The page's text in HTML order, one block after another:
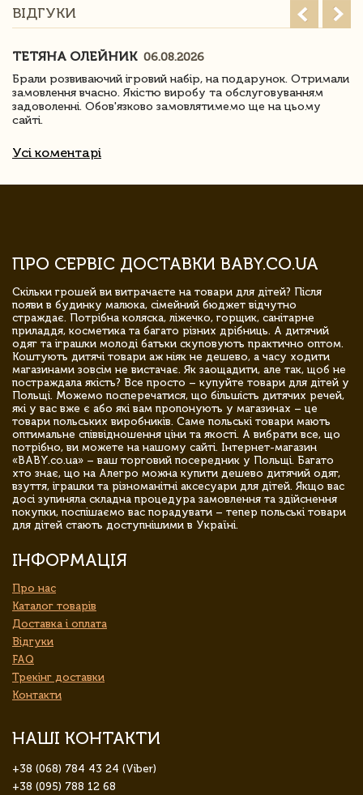
ВІДГУКИ
ТЕТЯНА ОЛЕЙНИК 06.08.2026
Брали розвиваючий ігровий набір, на подарунок. Отримали
замовлення вчасно. Якістю виробу та обслуговуванням
задоволенні. Обов'язково замовлятимемо ще на цьому
сайті.
Усі коментарі
ПРО СЕРВІС ДОСТАВКИ BABY.CO.UA
Скільки грошей ви витрачаєте на товари для дітей? Після
появи в будинку малюка, сімейний бюджет відчутно
страждає. Потрібна коляска, ліжечко, горщик, санітарне
приладдя, косметика та багато різних дрібниць. А дитячий
одяг та іграшки молоді батьки скуповують практично оптом.
Коштують дитячі товари аж ніяк не дешево, а часу ходити
магазинами зовсім не вистачає. Як заощадити, але так, щоб не
постраждала якість? Все просто – купуйте товари для дітей у
Польщі. Можемо посперечатися, що більшість дитячих речей,
які у вас вже є або які вам пропонують у магазинах – це
товари польських виробників. Саме польські товари мають
оптимальне співвідношення ціни та якості. А вибрати все, що
потрібно, ви можете на нашому сайті. Інтернет-магазин
«BABY.co.ua» – ваш торговий посередник у Польщі. Багато
хто знає, що на Алегро можна купити дешево дитячий одяг,
взуття, іграшки та різноманітні аксесуари для дітей. Якщо вас
досі зупиняла складна процедура замовлення та здійснення
покупки, поспішаємо вас порадувати – тепер польські товари
для дітей стають доступнішими в Україні.
ІНФОРМАЦІЯ
Про нас
Каталог товарів
Доставка і оплата
Відгуки
FAQ
Трекінг доставки
Контакти
НАШІ КОНТАКТИ
+38 (068) 784 43 24 (Viber)
+38 (095) 788 12 68